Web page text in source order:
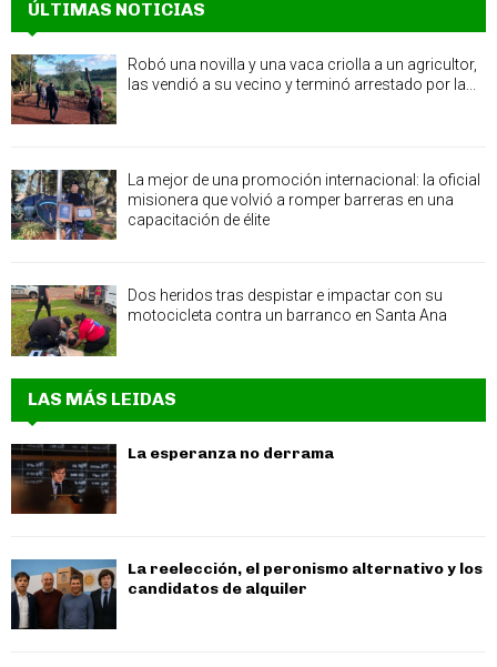
ÚLTIMAS NOTICIAS
Robó una novilla y una vaca criolla a un agricultor,
las vendió a su vecino y terminó arrestado por la...
La mejor de una promoción internacional: la oficial
misionera que volvió a romper barreras en una
capacitación de élite
Dos heridos tras despistar e impactar con su
motocicleta contra un barranco en Santa Ana
LAS MÁS LEIDAS
La esperanza no derrama
La reelección, el peronismo alternativo y los
candidatos de alquiler